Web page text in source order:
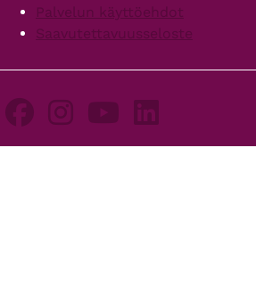
Palvelun käyttöehdot
Saavutettavuusseloste